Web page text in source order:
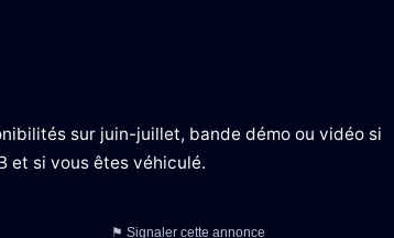
sur juin-juillet, bande démo ou vidéo si
et si vous êtes véhiculé.
⚑ Signaler cette annonce